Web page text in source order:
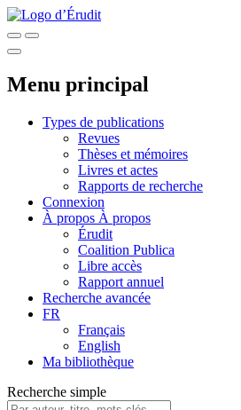
Menu principal
Types de publications
Revues
Thèses et mémoires
Livres et actes
Rapports de recherche
Connexion
À propos À propos
Érudit
Coalition Publica
Libre accès
Rapport annuel
Recherche avancée
FR
Français
English
Ma bibliothèque
Recherche simple